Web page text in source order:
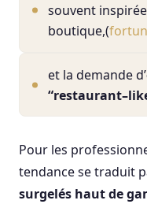
souvent
boutique,(
et la demande d’
Pour les
tendance se traduit
surgelés haut de